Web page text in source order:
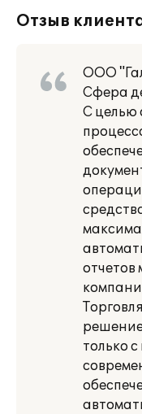
Отзыв
ООО
Сфера
С целью
отчетов
только